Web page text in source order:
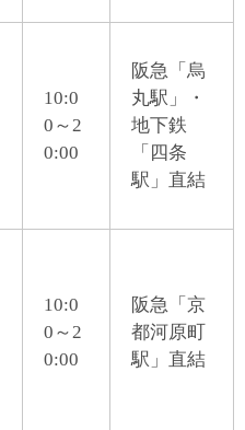
10:0
0～2
0:00
阪急「烏
丸駅」・
地下鉄
「四条
駅」直結
10:0
0～2
0:00
阪急「京
都河原町
駅」直結